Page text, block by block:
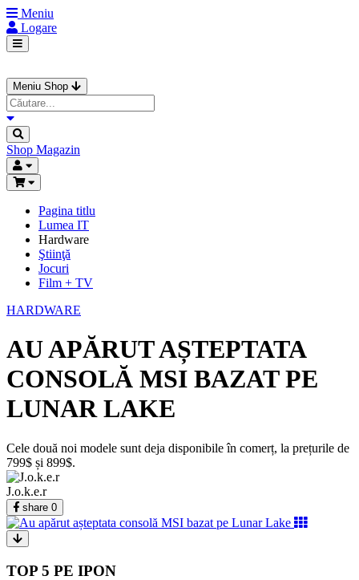
Meniu
Logare
Meniu Shop
Shop Magazin
Pagina titlu
Lumea IT
Hardware
Ştiinţă
Jocuri
Film + TV
HARDWARE
AU APĂRUT AȘTEPTATA
CONSOLĂ MSI BAZAT PE
LUNAR LAKE
Cele două noi modele sunt deja disponibile în comerț, la prețurile de
799$ și 899$.
J.o.k.e.r
share 0
TOP 5 PE IPON